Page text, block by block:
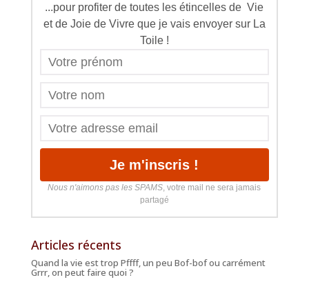
...pour profiter de toutes les étincelles de Vie
et de Joie de Vivre que je vais envoyer sur La
Toile !
Nous n'aimons pas les SPAMS , votre mail ne sera jamais
partagé
Articles récents
Quand la vie est trop Pffff, un peu Bof-bof ou carrément
Grrr, on peut faire quoi ?